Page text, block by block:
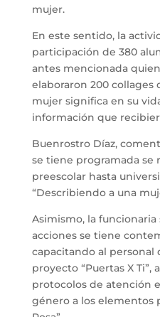
mujer.
En este sentido, la
participación de 380
antes mencionada
elaboraron 200
mujer significa en su
información que
Buenrostro Díaz,
se tiene programada se
preescolar hasta
“Describiendo a una
Asimismo, la
acciones se tiene
capacitando al personal
proyecto “Puertas X Ti”,
protocolos de atención
género a los elementos